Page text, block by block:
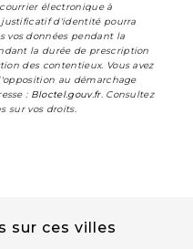
électronique à
justificatif d'identité pourra
vos données pendant la
la durée de prescription
des contentieux. Vous avez
au démarchage
: Bloctel.gouv.fr. Consultez
sur vos droits.
sur ces villes